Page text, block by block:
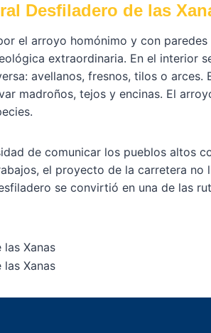
Desfiladero de las
el arroyo homónimo y con
extraordinaria. En el interior
avellanos, fresnos, tilos o arces.
madroños, tejos y encinas. El
de comunicar los pueblos altos
el proyecto de la carretera no
se convirtió en una de las